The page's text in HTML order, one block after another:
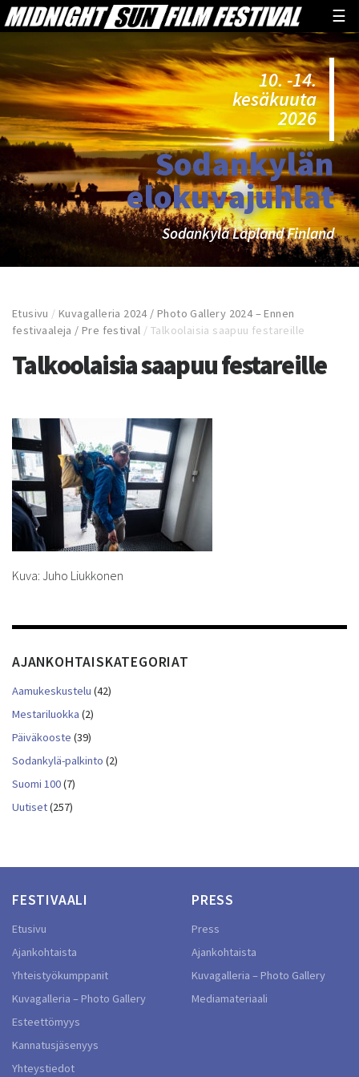
☰
10. -14.
kesäkuuta
2026
Sodankylän
elokuvajuhlat
Sodankylä Lapland Finland
Etusivu /Kuvagalleria 2024 / Photo Gallery 2024 – Ennen
festivaaleja / Pre festival /Talkoolaisia saapuu festareille
Talkoolaisia saapuu festareille
Kuva: Juho Liukkonen
AJANKOHTAISKATEGORIAT
Aamukeskustelu (42)
Mestariluokka (2)
Päiväkooste (39)
Sodankylä-palkinto (2)
Suomi 100(7)
Uutiset(257)
FESTIVAALI
Etusivu
Ajankohtaista
Yhteistyökumppanit
Kuvagalleria – Photo Gallery
Esteettömyys
Kannatusjäsenyys
Yhteystiedot
PRESS
Press
Ajankohtaista
Kuvagalleria – Photo Gallery
Mediamateriaali